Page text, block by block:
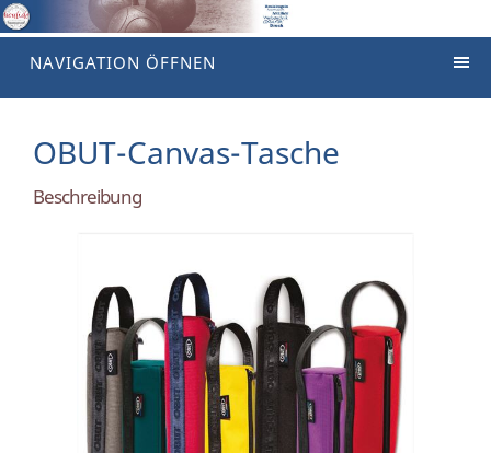
NAVIGATION ÖFFNEN
OBUT-Canvas-Tasche
Beschreibung